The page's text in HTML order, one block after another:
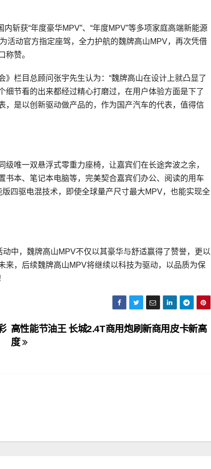
斩获“年度豪华MPV”、“年度MPV”等多项家庭高端新能源
活动官方指定座驾，全力护航的魏牌高山MPV，再次凭借
称赞。
栏目总顾问张宇先生认为：“魏牌高山在设计上就凸显了
节看的出来都经过精心打磨过，在用户体验方面是下了
，是以创新驱动做产品的，作为国产汽车的代表，值得信
唯一双悬浮式零重力座椅，让嘉宾们在长途奔波之余，
本、笔记本电脑等，完美契合嘉宾们办公、阅读的用车
四驱电混技术，即使全球量产尺寸最大MPV，也能实现全
中，魏牌高山MPV不仅以其豪华与舒适赢得了赞誉，更以
，后续魏牌高山MPV将继续以科技为驱动，以品质为保
高性能节油王 长城2.4T商用炮刷新商用皮卡新高
度